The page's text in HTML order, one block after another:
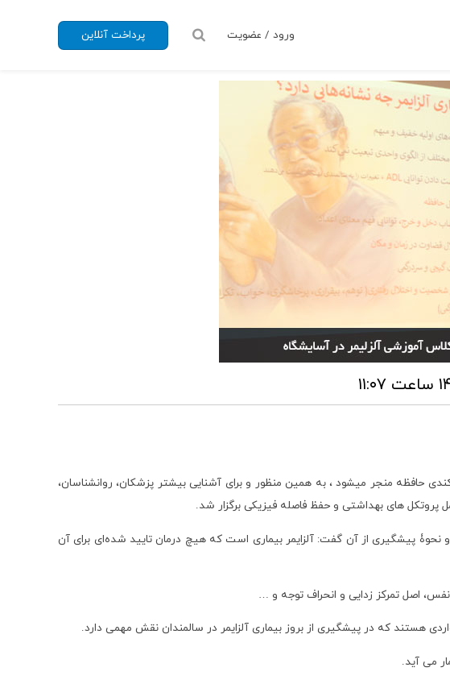
پرداخت آنلاین ورود / عضویت
حافظه منجر میشود ، به همین منظور و برای آشنایی بیشتر پزشکان، روانشناسان،
پروتکل های بهداشتی و حفظ فاصله فیزیکی برگزار شد.
پیشگیری از آن گفت: آلزایمر بیماری است که هیچ درمان تایید شده‌ای برای آن
اصل تمرکز زدایی و انحراف توجه و …
هستند که در پیشگیری از بروز بیماری آلزایمر در سالمندان نقش مهمی دارد.
می آید.